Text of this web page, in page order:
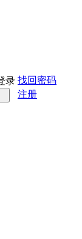
录 找回密码
注册